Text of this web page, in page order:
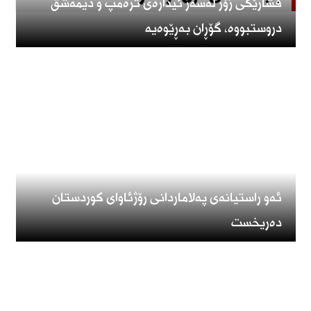
دروستبووە، گۆڕان بەڕێوەیە
ئەو راستیانەی پەلاماردانی رۆژئاوای كوردستان
دەریخست